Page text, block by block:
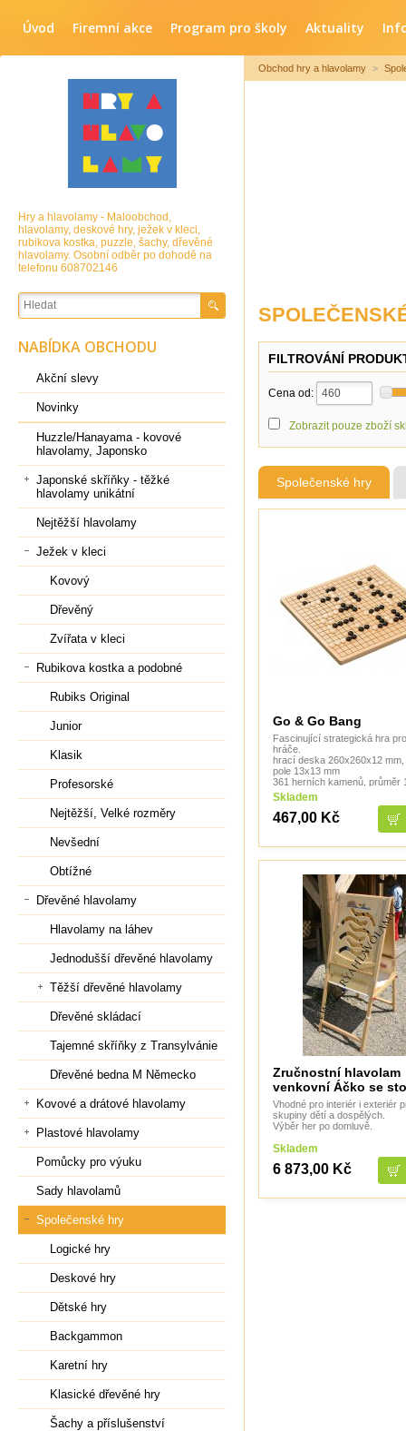
Úvod Firemní akce Program pro školy Aktuality
Obchod hry a hlavolamy >
FILTROVÁNÍ
Cena od:
Zobrazit pouze zboží
Společenské hry
Go & Go Bang
Fascinující strategická hra
hráče.
hrací deska 260x260x12
pole 13x13 mm
361 herních kamenů, průměr
světlý a černý
Skladem
467,00 Kč
Zručnostní hlavolam
venkovní Áčko se
Vhodné pro interiér i exteriér
skupiny dětí a dospělých.
Výběr her po domluvě.
Skladem
6 873,00 Kč
Hry a hlavolamy - Maloobchod,
hlavolamy, deskové hry, ježek v kleci,
rubikova kostka, puzzle, šachy, dřevěné
hlavolamy. Osobní odběr po dohodě na
telefonu 608702146
NABÍDKA OBCHODU
Akční slevy
Novinky
Huzzle/Hanayama - kovové
hlavolamy, Japonsko
Japonské skříňky - těžké
hlavolamy unikátní
Nejtěžší hlavolamy
Ježek v kleci
Kovový
Dřevěný
Zvířata v kleci
Rubikova kostka a podobné
Rubiks Original
Junior
Klasik
Profesorské
Nejtěžší, Velké rozměry
Nevšední
Obtížné
Dřevěné hlavolamy
Hlavolamy na láhev
Jednodušší dřevěné hlavolamy
Těžší dřevěné hlavolamy
Dřevěné skládací
Tajemné skříňky z Transylvánie
Dřevěné bedna M Německo
Kovové a drátové hlavolamy
Plastové hlavolamy
Pomůcky pro výuku
Sady hlavolamů
Společenské hry
Logické hry
Deskové hry
Dětské hry
Backgammon
Karetní hry
Klasické dřevěné hry
Šachy a příslušenství